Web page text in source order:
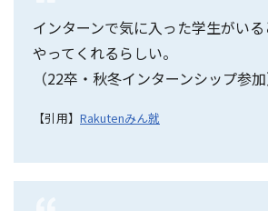
インターンで気に入った学生がい
やってくれるらしい。
（22卒・秋冬インターンシップ参加
【引用】 Rakutenみん就